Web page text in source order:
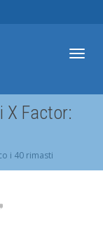
X Factor:
i 40 rimasti